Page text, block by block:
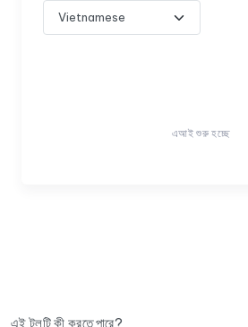
এআই শুরু হচ্ছে
এই টুলটি কী করতে পারে?